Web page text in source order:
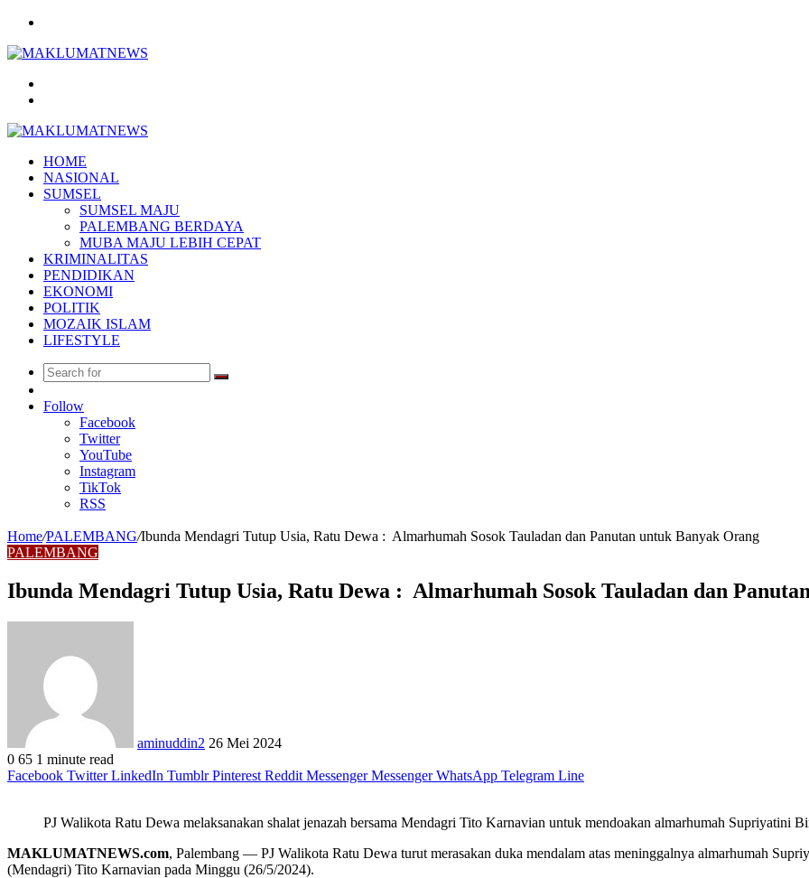
HOME
NASIONAL
SUMSEL
SUMSEL MAJU
PALEMBANG BERDAYA
MUBA MAJU LEBIH CEPAT
KRIMINALITAS
PENDIDIKAN
EKONOMI
POLITIK
MOZAIK ISLAM
LIFESTYLE
Search
Article
Follow
Facebook
Twitter
YouTube
Instagram
TikTok
RSS
Home/PALEMBANG/Ibunda Mendagri Tutup Usia, Ratu Dewa : Almarhumah Sosok Tauladan dan Panutan untuk Banyak Orang
PALEMBANG
Ibunda Mendagri Tutup Usia, Ratu Dewa : Almarhumah Sosok Tauladan dan
aminuddin2 26 Mei 2024
0 65 1 minute read
Facebook Twitter LinkedIn Tumblr Pinterest Reddit Messenger Messenger WhatsApp Telegram Line
PJ Walikota Ratu Dewa melaksanakan shalat jenazah bersama Mendagri Tito Karnavian untuk mendoakan almarhumah Supriyatini
MAKLUMATNEWS.com, Palembang — PJ Walikota Ratu Dewa turut merasakan duka mendalam atas meninggalnya almarhumah
(Mendagri) Tito Karnavian pada Minggu (26/5/2024).